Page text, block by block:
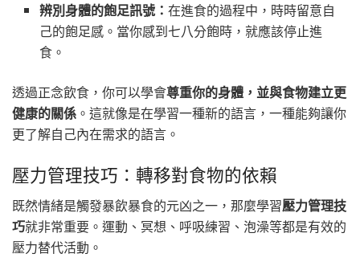
辨別身體的飽足訊號：在進食的過程中，時時留意自
己的飽足感。當你感到七八分飽時，就應該停止進
食。
透過正念飲食，你可以學會尊重你的身體，並與食物建立更
健康的關係 。這就像是在學習一種新的語言，一種能夠讓你
更了解自己內在需求的語言。
壓力管理技巧：轉移對食物的依賴
既然情緒是觸發暴飲暴食的元凶之一，那麼學習壓力管理技
巧就非常重要。運動、冥想、呼吸練習、泡澡等都是有效的
壓力替代活動。